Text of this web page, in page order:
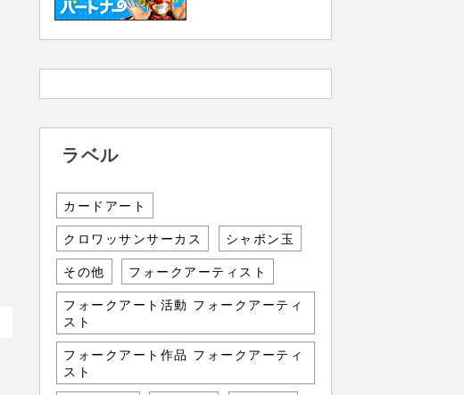
ラベル
カードアート
クロワッサンサーカス シャボン玉
その他 フォークアーティスト
フォークアート活動 フォークアーティ
スト
フォークアート作品 フォークアーティ
スト